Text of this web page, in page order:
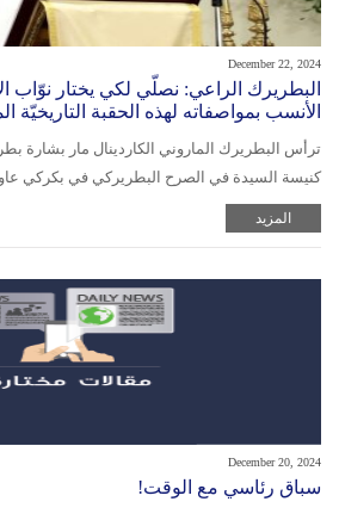
December 22, 2024
البطريرك الراعي: نصلّي لكي يختار نوّاب
الأنسب بمواصفاته لهذه الحقبة التاريخيّة
ترأس البطريرك الماروني الكاردينال مار بشارة
كنيسة السيدة في الصرح البطريركي في بكركي
المزيد
December 20, 2024
سباق رئاسي مع الوقت!